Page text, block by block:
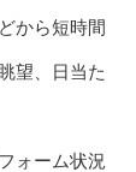
から短時間
望、日当た
ォーム状況